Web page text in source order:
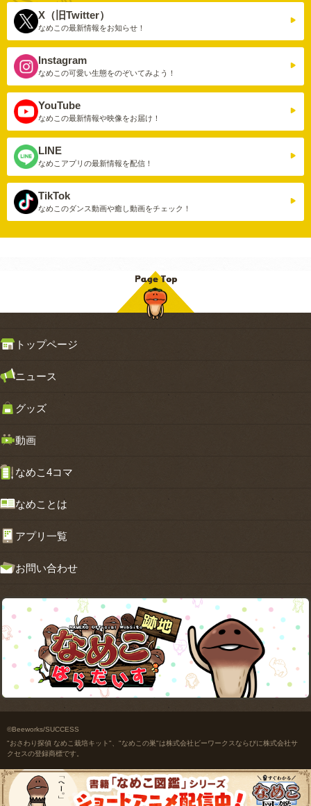
X（旧Twitter）
なめこの最新情報をお知らせ！
Instagram
なめこの可愛い生態をのぞいてみよう！
YouTube
なめこの最新情報や映像をお届け！
LINE
なめこアプリの最新情報を配信！
TikTok
なめこのダンス動画や癒し動画をチェック！
トップページ
ニュース
グッズ
動画
なめこ4コマ
なめことは
アプリ一覧
お問い合わせ
©Beeworks/SUCCESS
"おさわり探偵 なめこ栽培キット"、"なめこの巣"は株式会社ビーワークスならびに株式会社サ
クセスの登録商標です。